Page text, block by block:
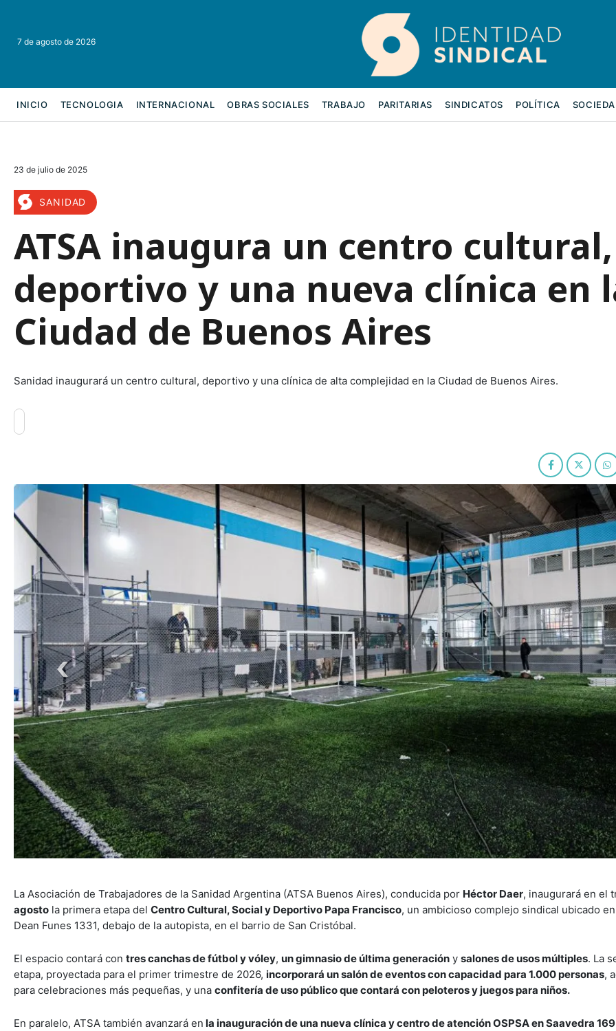
7 de agosto de 2026
INICIO TECNOLOGIA INTERNACIONAL OBRAS SOCIALES TRABAJO PARITARIAS SINDICATOS POLÍTICA
23 de julio de 2025
SANIDAD
ATSA inaugura un centro cultural,
deportivo y una nueva clínica en
Ciudad de Buenos Aires
Sanidad inaugurará un centro cultural, deportivo y una clínica de alta complejidad en la Ciudad de Buenos Aires.
La Asociación de Trabajadores de la Sanidad Argentina (ATSA Buenos Aires), conducida por Héctor Daer, inaugurará en el
agosto la primera etapa del Centro Cultural, Social y Deportivo Papa Francisco, un ambicioso complejo sindical ubicado
Dean Funes 1331, debajo de la autopista, en el barrio de San Cristóbal.
El espacio contará con tres canchas de fútbol y vóley, un gimnasio de última generación y salones de usos múltiples. La
etapa, proyectada para el primer trimestre de 2026, incorporará un salón de eventos con capacidad para 1.000 personas,
para celebraciones más pequeñas, y una confitería de uso público que contará con peloteros y juegos para niños.
En paralelo, ATSA también avanzará en la inauguración de una nueva clínica y centro de atención OSPSA en Saavedra 169